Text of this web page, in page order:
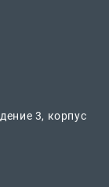
3, корпус